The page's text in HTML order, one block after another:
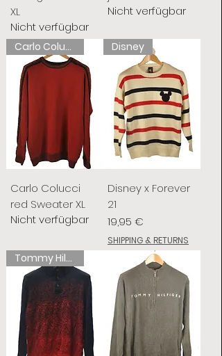
XL
Nicht verfügbar
Nicht verfügbar
Carlo Colucci
Carlo Colucci
red Sweater XL
Nicht verfügbar
Disney
Disney x Forever
21
Preis
19,95 €
SHIPPING & RETURNS
Tommy Hilfiger